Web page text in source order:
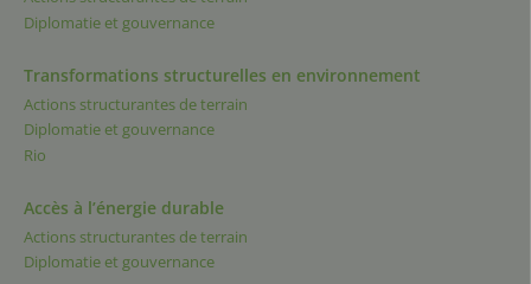
Diplomatie et gouvernance
Transformations structurelles en environnement
Actions structurantes de terrain
Diplomatie et gouvernance
Rio
Accès à l’énergie durable
Actions structurantes de terrain
Diplomatie et gouvernance